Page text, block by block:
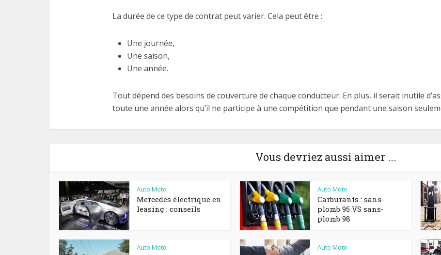
La durée de ce type de contrat peut varier. Cela peut être :
Une journée,
Une saison,
Une année.
Tout dépend des besoins de couverture de chaque conducteur. En plus, il serait inutile
toute une année alors qu’il ne participe à une compétition que pendant une saison
Vous devriez aussi aimer ...
Auto Moto
Mercedes électrique en
leasing : conseils
Auto Moto
Carburants : sans-
plomb 95 VS sans-
plomb 98
Auto Moto Auto Moto